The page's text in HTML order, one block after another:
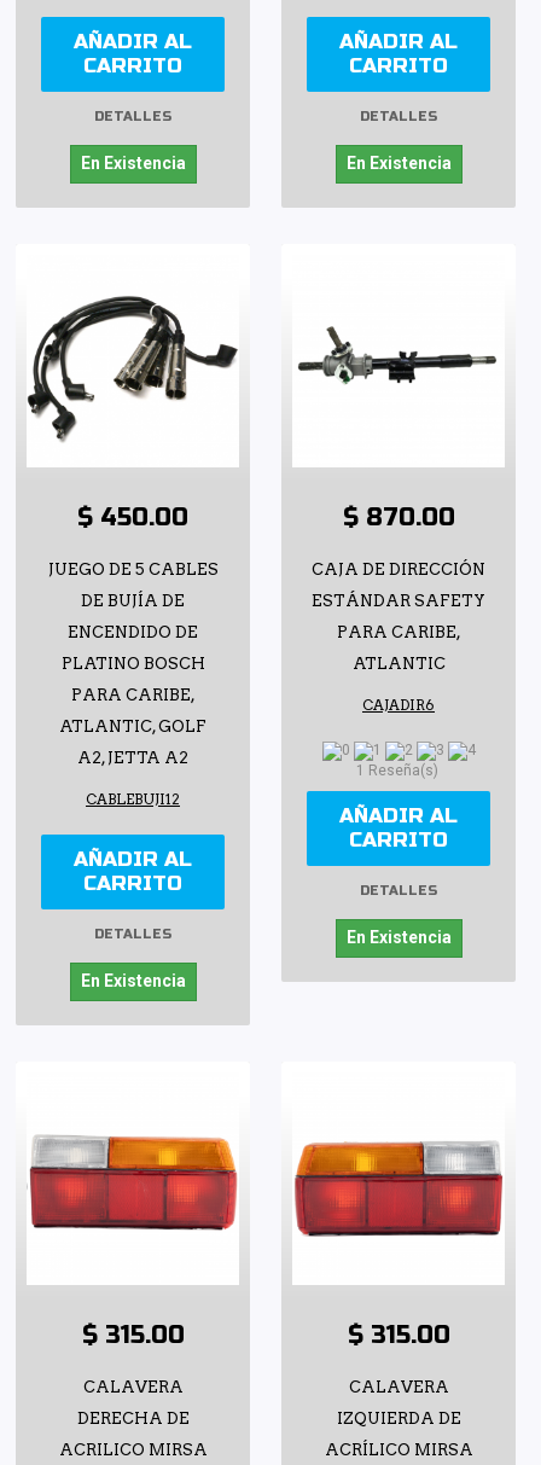
AÑADIR AL
CARRITO
DETALLES
En Existencia
AÑADIR AL
CARRITO
DETALLES
En Existencia
$ 450.00
JUEGO DE 5 CABLES
DE BUJÍA DE
ENCENDIDO DE
PLATINO BOSCH
PARA CARIBE,
ATLANTIC, GOLF
A2, JETTA A2
CABLEBUJI12
AÑADIR AL
CARRITO
DETALLES
En Existencia
$ 870.00
CAJA DE DIRECCIÓN
ESTÁNDAR SAFETY
PARA CARIBE,
ATLANTIC
CAJADIR6
1 Reseña(s)
AÑADIR AL
CARRITO
DETALLES
En Existencia
$ 315.00
CALAVERA
DERECHA DE
ACRILICO MIRSA
$ 315.00
CALAVERA
IZQUIERDA DE
ACRÍLICO MIRSA